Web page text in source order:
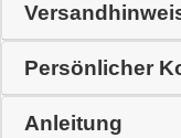
Persönlicher
Anleitung